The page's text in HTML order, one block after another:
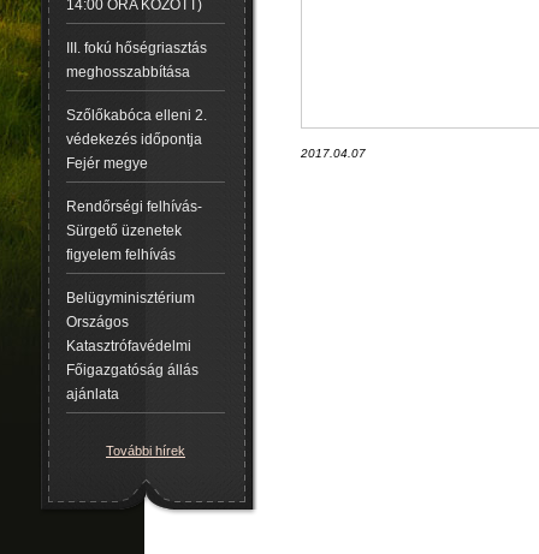
14:00 ÓRA KÖZÖTT)
III. fokú hőségriasztás
meghosszabbítása
Szőlőkabóca elleni 2.
védekezés időpontja
Fejér megye
Rendőrségi felhívás-
Sürgető üzenetek
figyelem felhívás
Belügyminisztérium
Országos
Katasztrófavédelmi
Főigazgatóság állás
ajánlata
További hírek
2017.04.07